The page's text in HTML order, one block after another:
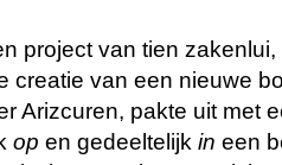
project van tien
creatie van een nieuwe
Arizcuren, pakte uit met
op en gedeeltelijk in een